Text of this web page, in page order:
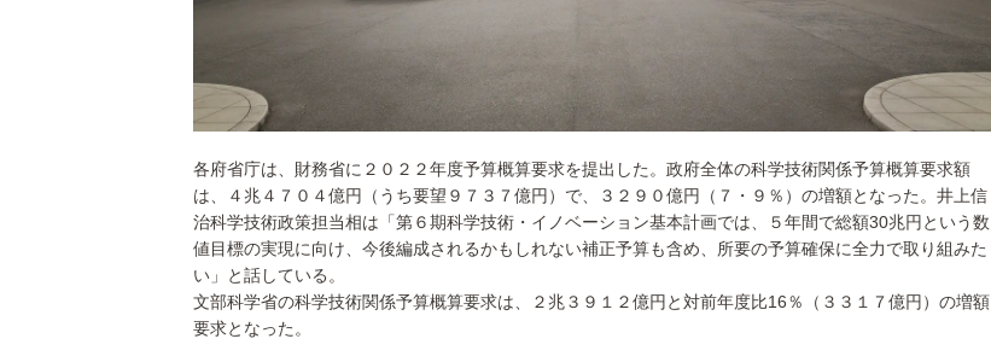
各府省庁は、財務省に２０２２年度予算概算要求を提出した。政府全体の科学技術関係予算概算要求額
は、４兆４７０４億円（うち要望９７３７億円）で、３２９０億円（７・９％）の増額となった。井上信
治科学技術政策担当相は「第６期科学技術・イノベーション基本計画では、５年間で総額30兆円という数
値目標の実現に向け、今後編成されるかもしれない補正予算も含め、所要の予算確保に全力で取り組みた
い」と話している。
文部科学省の科学技術関係予算概算要求は、２兆３９１２億円と対前年度比16％（３３１７億円）の増額
要求となった。
福岡市のベイサイドエリアで開催